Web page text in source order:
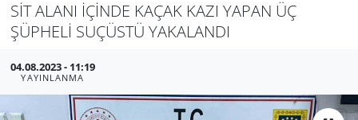
SİT ALANI İÇİNDE KAÇAK KAZI YAPAN ÜÇ
ŞÜPHELİ SUÇÜSTÜ YAKALANDI
04.08.2023 - 11:19
YAYINLANMA
EĞİTİM
EKONOMİ
GENEL
Tüm Manşetler
Son Dakika Haberleri
Haber Arşivi